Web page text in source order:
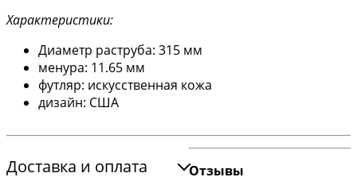
Характеристики:
Диаметр раструба: 315 мм
менура: 11.65 мм
футляр: искусственная кожа
дизайн: США
Доставка и оплата Отзывы